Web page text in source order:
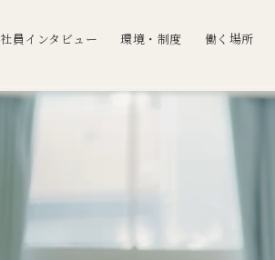
社員インタビュー 環境・制度 働く場所